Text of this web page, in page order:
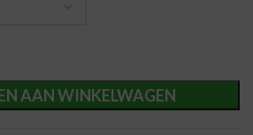
AAN WINKELWAGEN